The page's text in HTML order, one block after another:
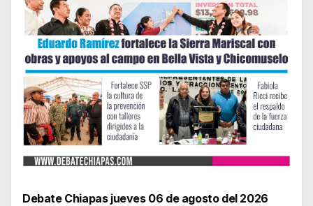
Debate Chiapas jueves 06 de agosto del 2026